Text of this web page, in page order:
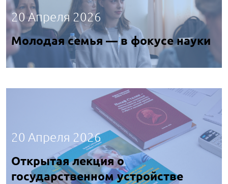
20 Апреля 2026
Молодая семья — в фокусе науки
20 Апреля 2026
Открытая лекция о
государственном устройстве